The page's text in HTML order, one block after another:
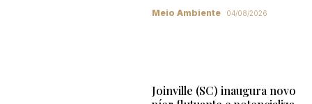
Meio Ambiente 04/08/2026
Joinville (SC) inaugura novo